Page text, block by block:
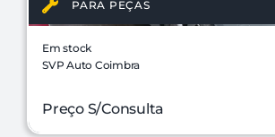
PARA PEÇAS
Em stock
SVP Auto Coimbra
Preço S/Consulta